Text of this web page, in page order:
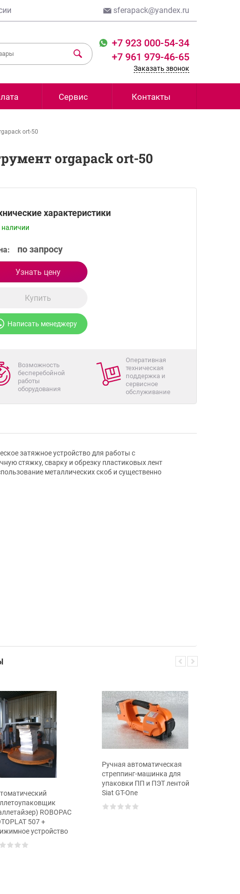
sferapack@yandex.ru
+7 923 000-54-34
+7 961 979-46-65
Заказать звонок
Сервис Контакты
ort-50
orgapack ort-50
характеристики
наличии
по запросу
Узнать цену
Купить
Написать менеджеру
Возможность
бесперебойной
работы
оборудования
Оперативная
техническая
поддержка и
сервисное
обслуживание
затяжное устройство для работы с
стяжку, сварку и обрезку пластиковых лент
металлических скоб и существенно
ROBOPAC
507 +
устройство
Ручная автоматическая
стреппинг-машинка для
упаковки ПП и ПЭТ лентой
Siat GT-One